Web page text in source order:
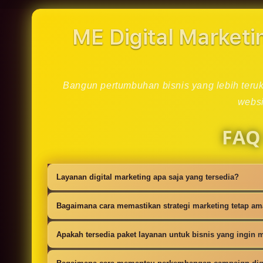
in
modal
ME Digital
Bangun pertumbuhan bisnis yang lebih
Layanan digital marketing apa saja yang tersedia?
Kami menyediakan strategi SEO, iklan
campaign.
Bagaimana cara memastikan strategi marketing tetap
Setiap campaign disusun dengan riset
Apakah tersedia paket layanan untuk bisnis yang ingin
Ya, tersedia paket dasar sampai lanjutan